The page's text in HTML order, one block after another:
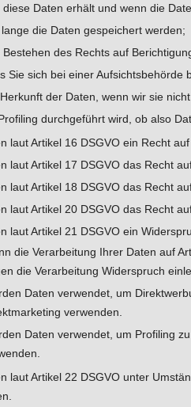
diese Daten erhält und wenn die
die Daten gespeichert werden;
Bestehen des Rechts auf
Sie sich bei einer Aufsichtsbehörde
der Daten, wenn wir sie
durchgeführt wird, ob also
laut Artikel 16 DSGVO ein Recht
laut Artikel 17 DSGVO das Recht
laut Artikel 18 DSGVO das Recht
laut Artikel 20 DSGVO das Recht
laut Artikel 21 DSGVO ein
die Verarbeitung Ihrer Daten auf
die Verarbeitung Widerspruch
Daten verwendet, um
verwenden.
Daten verwendet, um Profiling
laut Artikel 22 DSGVO unter